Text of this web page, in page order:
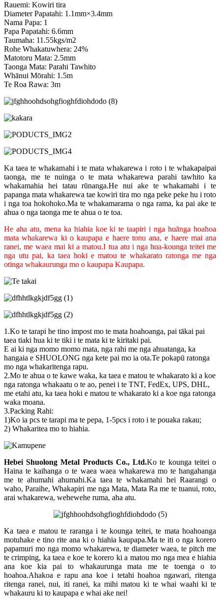
Rauemi: Kowiri tira
Diameter Papatahi: 1.1mm×3.4mm
Nama Papa: 1
Papa Papatahi: 6.6mm
Taumaha: 11.55kgs/m2
Rohe Whakatuwhera: 24%
Matotoru Mata: 2.5mm
Taonga Mata: Parahi Tawhito
Whānui Mōrahi: 1.5m
Te Roa Rawa: 3m
Ka taea te whakamahi i te mata whakarewa i roto i te whakapaipai
taonga, me te nuinga o te mata whakarewa parahi tawhito ka
whakamahia hei tatau rūnanga.He nui ake te whakamahi i te
papanga mata whakarewa tae kowiri tira mo nga peke peke hu i roto
i nga toa hokohoko.Ma te whakamarama o nga rama, ka pai ake te
ahua o nga taonga me te ahua o te toa.
He aha atu, mena ka hiahia koe ki te taapiri i nga huānga hoahoa
mata whakarewa ki o kaupapa e haere tonu ana, e haere mai ana
ranei, me waea mai ki a matou.I tua atu i nga hua-kounga teitei me
nga utu pai, ka taea hoki e matou te whakarato ratonga me nga
otinga whakaurunga mo o kaupapa Kaupapa.
1.Ko te tarapi he tino impost mo te mata hoahoanga, pai tākai pai
taea tiaki hua ki te tiki i te mata ki te kiritaki pai.
E ai ki nga momo momo mata, nga rahi me nga ahuatanga, ka
hangaia e SHUOLONG nga kete pai mo ia ota.Te pokapū ratonga
mo nga whakaritenga rapu.
2.Mo te ahua o te kawe waka, ka taea e matou te whakarato ki a koe
nga ratonga whakaatu o te ao, penei i te TNT, FedEx, UPS, DHL,
me etahi atu, ka taea hoki e matou te whakarato ki a koe nga ratonga
waka moana.
3.Packing Rahi:
1)Ko ia pcs te tarapi ma te pepa, 1-5pcs i roto i te pouaka rakau;
2) Whakaritea mo to hiahia.
Hebei Shuolong Metal Products Co., Ltd.Ko te kounga teitei o
Haina te kaihanga o te waea waea whakarewa mo te hangahanga
me te ahumahi ahumahi.Ka taea te whakamahi hei Raarangi o
waho, Paraihe, Whakapiri me nga Mata, Mata Ra me te tuanui, roto,
arai whakarewa, wehewehe ruma, aha atu.
Ka taea e matou te raranga i te kounga teitei, te mata hoahoanga
motuhake e tino rite ana ki o hiahia kaupapa.Ma te iti o nga korero
papamuri mo nga momo whakarewa, te diameter waea, te pitch me
te crimping, ka taea e koe te korero ki a matou mo nga mea e hiahia
ana koe kia pai to whakaurunga mata me te toenga o to
hoahoa.Ahakoa e rapu ana koe i tetahi hoahoa ngawari, ritenga
ritenga ranei, nui, iti ranei, ka mihi matou ki te whai waahi ki te
whakauru ki to kaupapa e whai ake nei!